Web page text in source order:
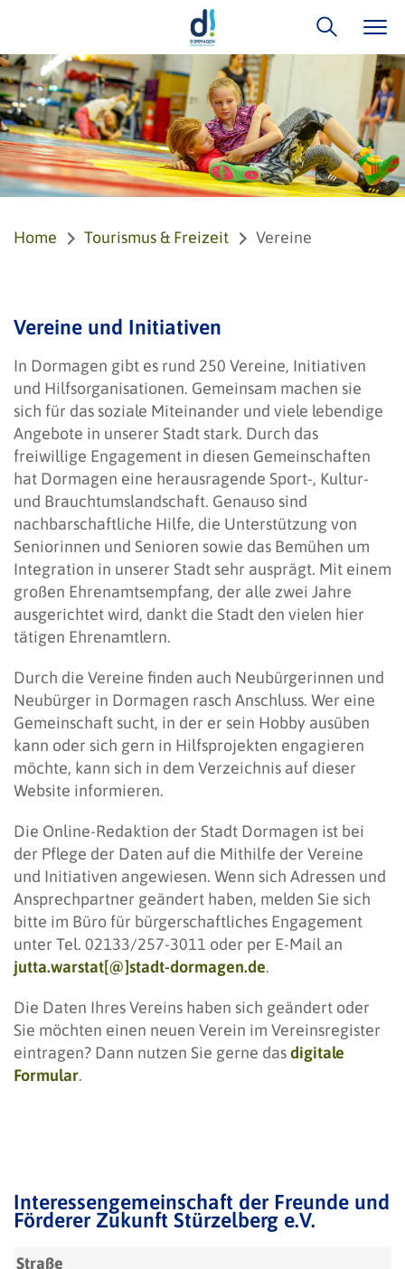
Home Tourismus & Freizeit Vereine
Vereine und Initiativen
In Dormagen gibt es rund 250 Vereine, Initiativen
und Hilfsorganisationen. Gemeinsam machen sie
sich für das soziale Miteinander und viele lebendige
Angebote in unserer Stadt stark. Durch das
freiwillige Engagement in diesen Gemeinschaften
hat Dormagen eine herausragende Sport-, Kultur-
und Brauchtumslandschaft. Genauso sind
nachbarschaftliche Hilfe, die Unterstützung von
Seniorinnen und Senioren sowie das Bemühen um
Integration in unserer Stadt sehr ausprägt. Mit einem
großen Ehrenamtsempfang, der alle zwei Jahre
ausgerichtet wird, dankt die Stadt den vielen hier
tätigen Ehrenamtlern.
Durch die Vereine finden auch Neubürgerinnen und
Neubürger in Dormagen rasch Anschluss. Wer eine
Gemeinschaft sucht, in der er sein Hobby ausüben
kann oder sich gern in Hilfsprojekten engagieren
möchte, kann sich in dem Verzeichnis auf dieser
Website informieren.
Die Online-Redaktion der Stadt Dormagen ist bei
der Pflege der Daten auf die Mithilfe der Vereine
und Initiativen angewiesen. Wenn sich Adressen und
Ansprechpartner geändert haben, melden Sie sich
bitte im Büro für bürgerschaftliches Engagement
unter Tel. 02133/257-3011 oder per E-Mail an
jutta.warstat[@]stadt-dormagen.de.
Die Daten Ihres Vereins haben sich geändert oder
Sie möchten einen neuen Verein im Vereinsregister
eintragen? Dann nutzen Sie gerne dasdigitale
Formular.
Interessengemeinschaft der Freunde und
Förderer Zukunft Stürzelberg e.V.
Straße